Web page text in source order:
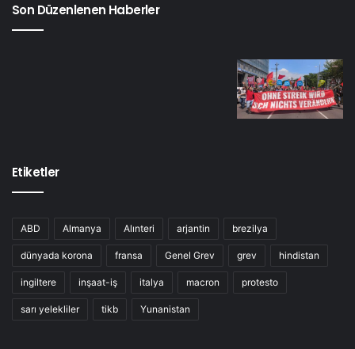
Son Düzenlenen Haberler
Etiketler
ABD Almanya Alınteri arjantin brezilya
dünyada korona fransa Genel Grev grev hindistan
ingiltere inşaat-iş italya macron protesto
sarı yelekliler tikb Yunanistan